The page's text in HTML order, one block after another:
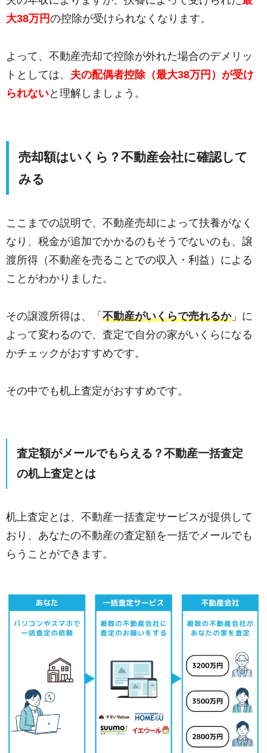
大38万円の控除が受けられなくなります。
よって、不動産売却で控除が外れた場合のデメリッ
トとしては、 夫の配偶者控除（最大38万円）が受け
られないと理解しましょう。
売却額はいくら？不動産会社に確認して
みる
ここまでの説明で、不動産売却によって扶養がなく
なり、税金が追加でかかるのもそうでないのも、譲
渡所得（不動産を売ることでの収入・利益）による
ことがわかりました。
その譲渡所得は、「 不動産がいくらで売れるか」に
よって変わるので、査定で自分の家がいくらになる
かチェックがおすすめです。
その中でも机上査定がおすすめです。
査定額がメールでもらえる？不動産一括査定
の机上査定とは
机上査定とは、不動産一括査定サービスが提供して
おり、あなたの不動産の査定額を一括でメールでも
らうことができます。